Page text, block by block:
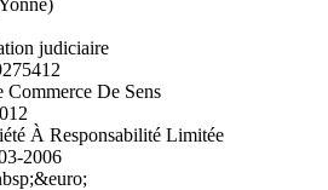
judiciaire
Commerce De Sens
À Responsabilité Limitée
2006